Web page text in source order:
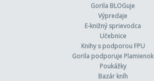
Gorila BLOGuje
Výpredaje
E-knižný sprievodca
Učebnice
Knihy s podporou FPU
Gorila podporuje Plamienok
Poukážky
Bazár kníh